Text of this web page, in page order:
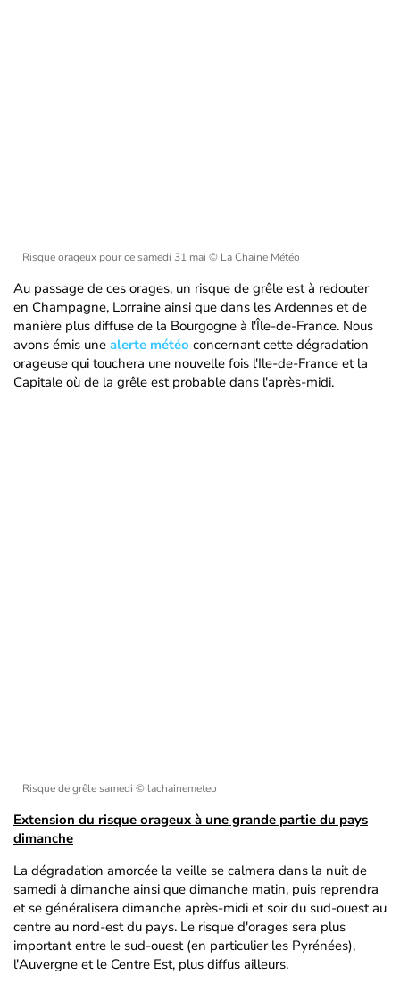
Risque orageux pour ce samedi 31 mai © La Chaine Météo
Au passage de ces orages, un risque de grêle est à redouter
en Champagne, Lorraine ainsi que dans les Ardennes et de
manière plus diffuse de la Bourgogne à l'Île-de-France. Nous
avons émis une alerte météo concernant cette dégradation
orageuse qui touchera une nouvelle fois l'Ile-de-France et la
Capitale où de la grêle est probable dans l'après-midi.
Risque de grêle samedi © lachainemeteo
Extension du risque orageux à une grande partie du pays
dimanche
La dégradation amorcée la veille se calmera dans la nuit de
samedi à dimanche ainsi que dimanche matin, puis reprendra
et se généralisera dimanche après-midi et soir du sud-ouest au
centre au nord-est du pays. Le risque d'orages sera plus
important entre le sud-ouest (en particulier les Pyrénées),
l'Auvergne et le Centre Est, plus diffus ailleurs.